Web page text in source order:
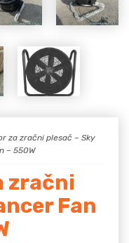
za zračni plesač – Sky
– 550W
zračni
Fan